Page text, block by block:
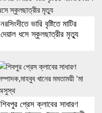
নরসিংদীতে ভারি বৃষ্টিতে মাটির
দেয়াল ধসে স্কুলছাত্রীর মৃত্যু
শিবপুর প্রেস ক্লাবের সাধারণ